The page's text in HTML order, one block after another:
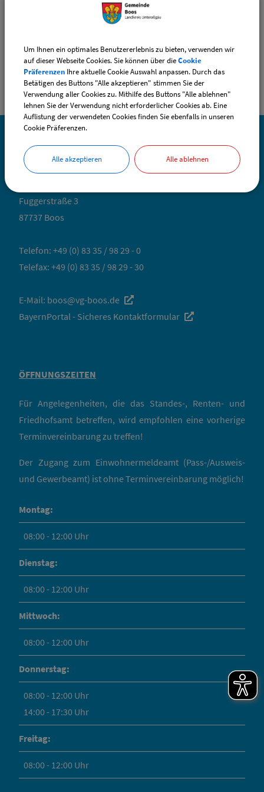
SO ERREICHEN SIE UNS
Fuggerstraße 3
87737 Boos
Telefon: +49 (0) 83 35 / 98 29 - 0
Telefax: +49 (0) 83 35 / 98 29 - 30
E-Mail: boos@vg-boos.de
BayernPortal - Sicheres Kontaktformular
ÖFFNUNGSZEITEN
Für Angelegenheiten, die das Standes-, Renten- und
Friedhofsamt betreffen, wird empfohlen eine vorherige
Terminvereinbarung zu treffen!
Der Zugang zum Einwohnermeldeamt (Pass-/Ausweis-
und Gewerbeamt) ist ohne Terminvereinbarung möglich!
Montag:
08:00 - 12:00 Uhr
Dienstag:
08:00 - 12:00 Uhr
Mittwoch:
08:00 - 12:00 Uhr
Donnerstag:
08:00 - 12:00 Uhr
14:00 - 17:30 Uhr
Freitag:
08:00 - 12:00 Uhr
Um Ihnen ein optimales Benutzererlebnis zu bieten, verwenden wir
auf dieser Webseite Cookies. Sie können über dieCookie
Präferenzen Ihre aktuelle Cookie Auswahl anpassen. Durch das
Betätigen des Buttons "Alle akzeptieren" stimmen Sie der
Verwendung aller Cookies zu. Mithilfe des Buttons "Alle ablehnen"
lehnen Sie der Verwendung nicht erforderlicher Cookies ab. Eine
Auflistung der verwendeten Cookies finden Sie ebenfalls in unseren
Cookie Präferenzen.
Alle akzeptieren Alle ablehnen